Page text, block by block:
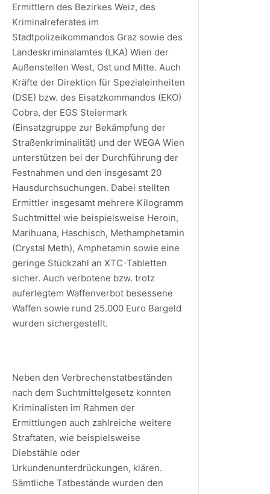
Ermittlern des Bezirkes Weiz, des
Kriminalreferates im
Stadtpolizeikommandos Graz sowie des
Landeskriminalamtes (LKA) Wien der
Außenstellen West, Ost und Mitte. Auch
Kräfte der Direktion für Spezialeinheiten
(DSE) bzw. des Eisatzkommandos (EKO)
Cobra, der EGS Steiermark
(Einsatzgruppe zur Bekämpfung der
Straßenkriminalität) und der WEGA Wien
unterstützen bei der Durchführung der
Festnahmen und den insgesamt 20
Hausdurchsuchungen. Dabei stellten
Ermittler insgesamt mehrere Kilogramm
Suchtmittel wie beispielsweise Heroin,
Marihuana, Haschisch, Methamphetamin
(Crystal Meth), Amphetamin sowie eine
geringe Stückzahl an XTC-Tabletten
sicher. Auch verbotene bzw. trotz
auferlegtem Waffenverbot besessene
Waffen sowie rund 25.000 Euro Bargeld
wurden sichergestellt.
Neben den Verbrechenstatbeständen
nach dem Suchtmittelgesetz konnten
Kriminalisten im Rahmen der
Ermittlungen auch zahlreiche weitere
Straftaten, wie beispielsweise
Diebstähle oder
Urkundenunterdrückungen, klären.
Sämtliche Tatbestände wurden den